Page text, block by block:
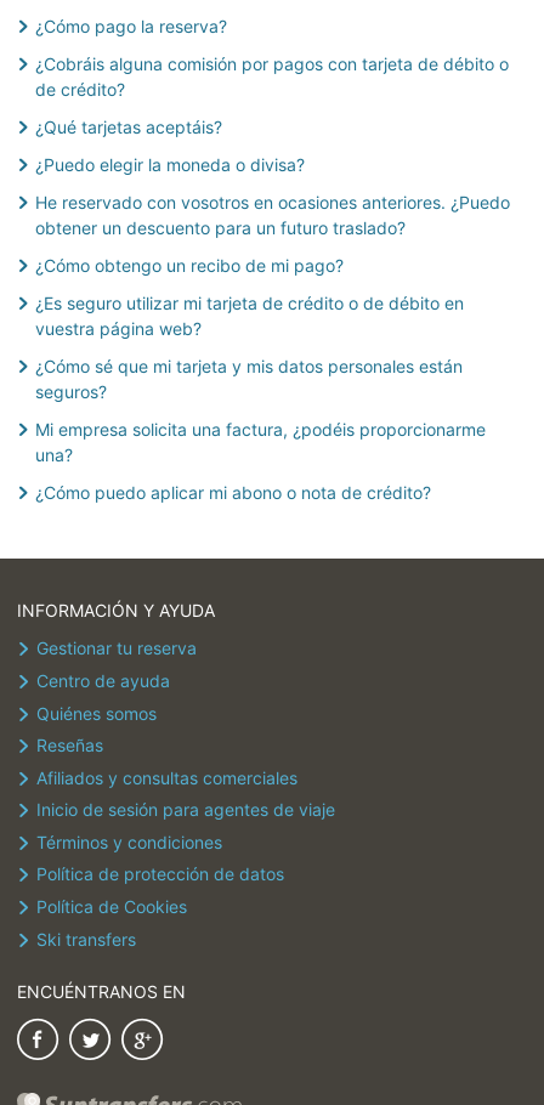
Modificar o cancelar la reserva
Pagos / Reembolsos
¿Cómo pago la reserva?
¿Cobráis alguna comisión por pagos con tarjeta de débito o
de crédito?
¿Qué tarjetas aceptáis?
¿Puedo elegir la moneda o divisa?
He reservado con vosotros en ocasiones anteriores. ¿Puedo
obtener un descuento para un futuro traslado?
¿Cómo obtengo un recibo de mi pago?
¿Es seguro utilizar mi tarjeta de crédito o de débito en
vuestra página web?
¿Cómo sé que mi tarjeta y mis datos personales están
seguros?
Mi empresa solicita una factura, ¿podéis proporcionarme
una?
¿Cómo puedo aplicar mi abono o nota de crédito?
INFORMACIÓN Y AYUDA
Gestionar tu reserva
Centro de ayuda
Quiénes somos
Reseñas
Afiliados y consultas comerciales
Inicio de sesión para agentes de viaje
Términos y condiciones
Política de protección de datos
Política de Cookies
Ski transfers
ENCUÉNTRANOS EN